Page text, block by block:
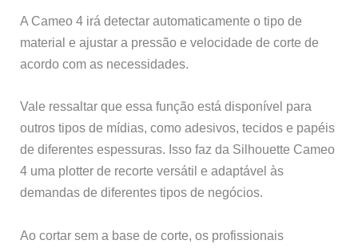
A Cameo 4 irá detectar automaticamente o tipo de
material e ajustar a pressão e velocidade de corte de
acordo com as necessidades.
Vale ressaltar que essa função está disponível para
outros tipos de mídias, como adesivos, tecidos e papéis
de diferentes espessuras. Isso faz da Silhouette Cameo
4 uma plotter de recorte versátil e adaptável às
demandas de diferentes tipos de negócios.
Ao cortar sem a base de corte, os profissionais